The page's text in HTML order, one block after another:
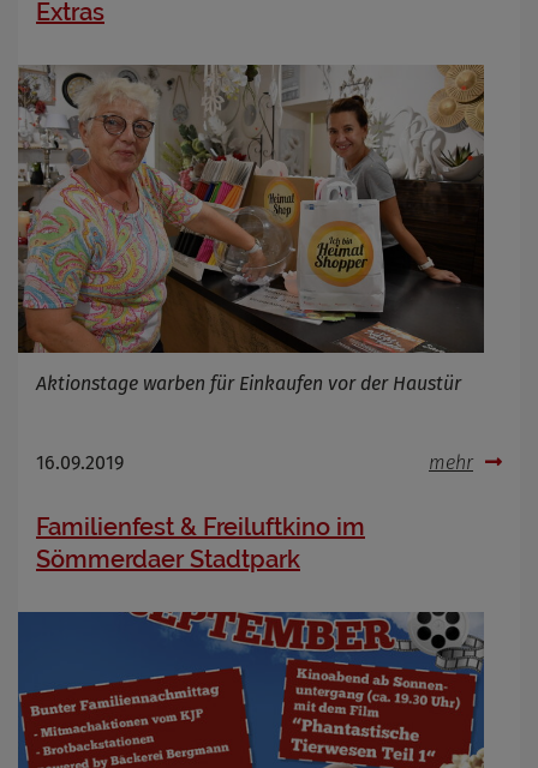
Extras
Aktionstage warben für Einkaufen vor der Haustür
16.09.2019 mehr
Familienfest & Freiluftkino im
Sömmerdaer Stadtpark